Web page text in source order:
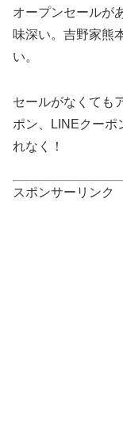
オープンセールが
味深い。吉野家熊
い。
セールがなくても
ポン、LINEクーポ
れなく！
スポンサーリンク